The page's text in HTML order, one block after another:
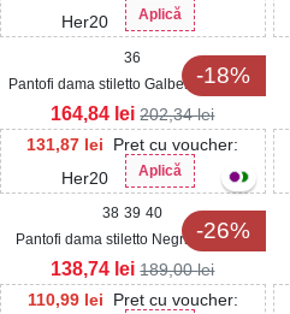
Her20
Aplică
-18%
36
Pantofi dama stiletto Galbeni din Piele
Ecologica Intoarsa Milenka
131,87 lei
Pret cu voucher:
Her20
Aplică
164,84 lei 202,34lei
-26%
38 39 40
Pantofi dama stiletto Negri din Piele
Ecologica Intoarsa Devani
110,99 lei
Pret cu voucher:
138,74 lei 189,00lei